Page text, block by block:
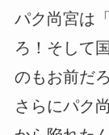
パク尚宮は
ろ！そして
のもお前だ
さらにパク